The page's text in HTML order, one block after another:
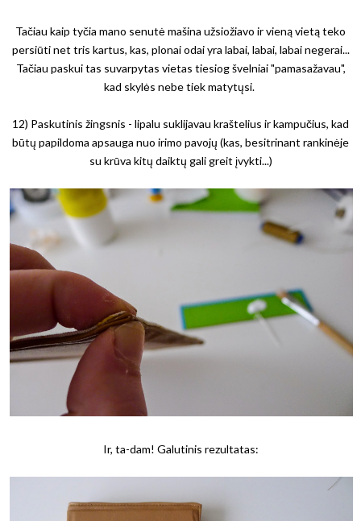
Tačiau kaip tyčia mano senutė mašina užsiožiavo ir vieną vietą teko
persiūti net tris kartus, kas, plonai odai yra labai, labai, labai negerai...
Tačiau paskui tas suvarpytas vietas tiesiog švelniai "pamasažavau",
kad skylės nebe tiek matytųsi.
12) Paskutinis žingsnis - lipalu suklijavau kraštelius ir kampučius, kad
būtų papildoma apsauga nuo irimo pavojų (kas, besitrinant rankinėje
su krūva kitų daiktų gali greit įvykti...)
Ir, ta-dam! Galutinis rezultatas: